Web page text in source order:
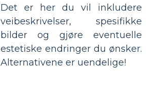
Det er her du vil inkludere
veibeskrivelser, spesifikke
bilder og gjøre eventuelle
estetiske endringer du ønsker.
Alternativene er uendelige!